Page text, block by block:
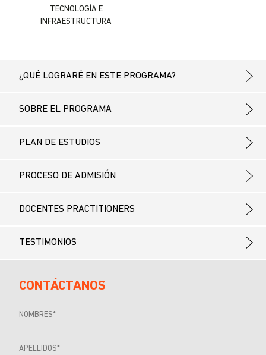
TECNOLOGÍA E
INFRAESTRUCTURA
¿QUÉ LOGRARÉ EN ESTE PROGRAMA?
SOBRE EL PROGRAMA
PLAN DE ESTUDIOS
PROCESO DE ADMISIÓN
DOCENTES PRACTITIONERS
TESTIMONIOS
CONTÁCTANOS
Referrer
URL